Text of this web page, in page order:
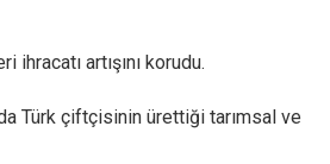
artışını korudu.
Türk çiftçisinin ürettiği tarımsal ve